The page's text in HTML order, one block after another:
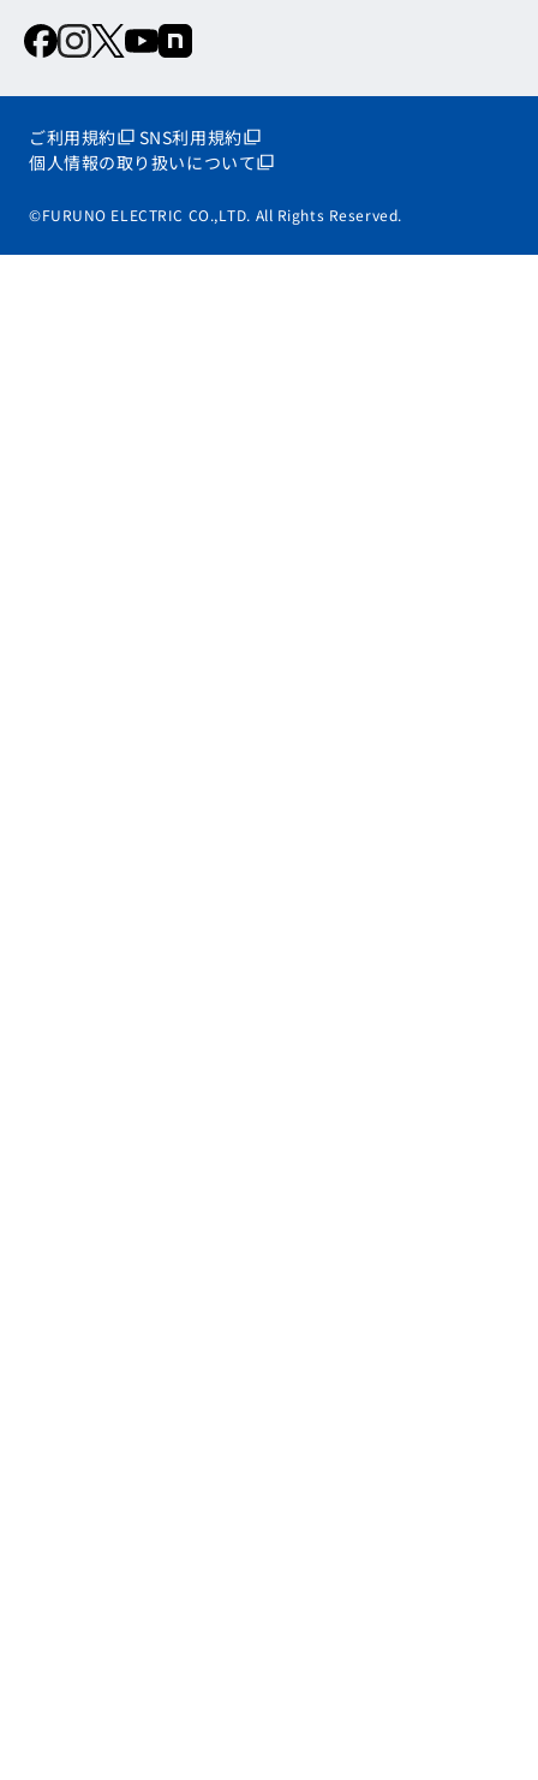
ご利用規約
SNS利用規約
個人情報の取り扱いについて
©FURUNO ELECTRIC CO.,LTD. All Rights Reserved.